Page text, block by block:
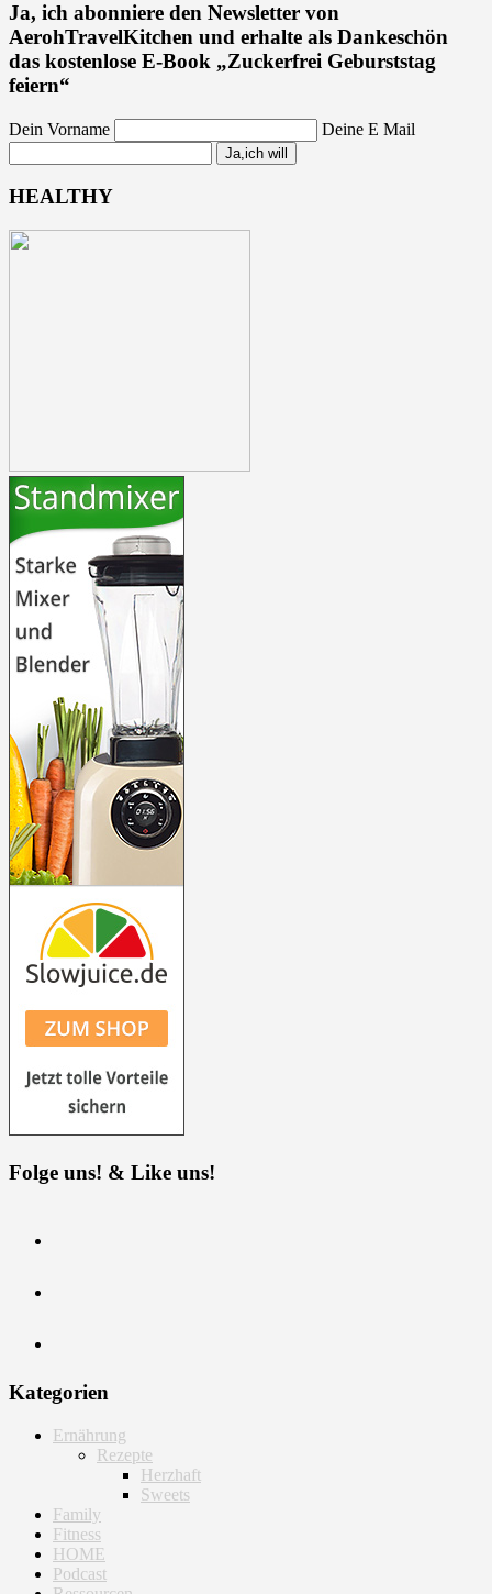
Ja, ich abonniere den Newsletter von
AerohTravelKitchen und erhalte als Dankeschön
das kostenlose E-Book „Zuckerfrei Geburststag
feiern“
Dein Vorname Deine E Mail
HEALTHY
Folge uns! & Like uns!
Kategorien
Ernährung
Rezepte
Herzhaft
Sweets
Family
Fitness
HOME
Podcast